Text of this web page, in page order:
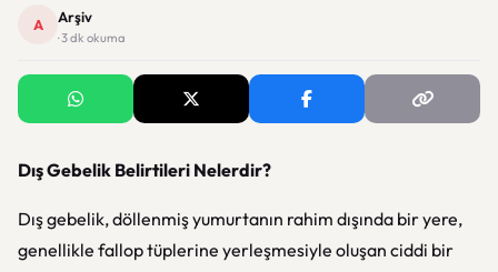
A Arşiv
· 3 dk okuma
Dış Gebelik Belirtileri Nelerdir?
Dış gebelik, döllenmiş yumurtanın rahim dışında bir yere,
genellikle fallop tüplerine yerleşmesiyle oluşan ciddi bir